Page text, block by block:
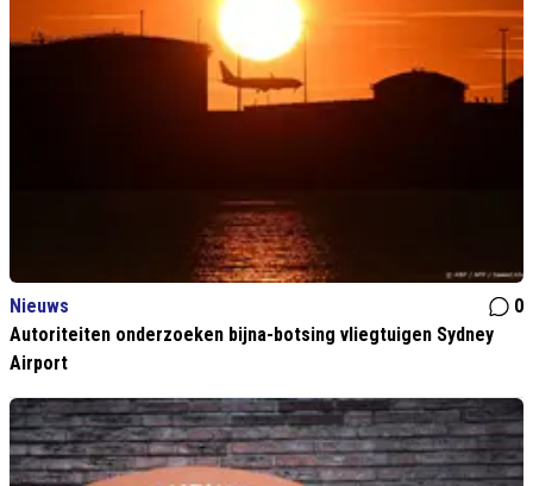
Nieuws
0
Autoriteiten onderzoeken bijna-botsing vliegtuigen Sydney
Airport